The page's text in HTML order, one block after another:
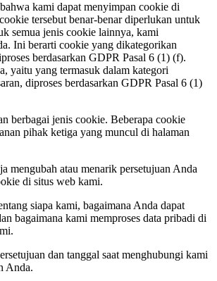
kami dapat menyimpan cookie di
tersebut benar-benar diperlukan untuk
semua jenis cookie lainnya, kami
Ini berarti cookie yang dikategorikan
berdasarkan GDPR Pasal 6 (1) (f).
yaitu yang termasuk dalam kategori
diproses berdasarkan GDPR Pasal 6 (1)
berbagai jenis cookie. Beberapa cookie
pihak ketiga yang muncul di halaman
mengubah atau menarik persetujuan Anda
di situs web kami.
siapa kami, bagaimana Anda dapat
bagaimana kami memproses data pribadi di
dan tanggal saat menghubungi kami
Anda.